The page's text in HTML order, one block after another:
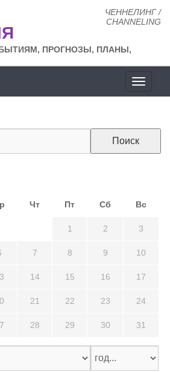
ЧЕННЕЛИНГ /
CHANNELING
ПРОГНОЗЫ, ПЛАНЫ,
сайта
Чт Пт Сб Вс
1 2 3
7 8 9 10
14 15 16 17
21 22 23 24
28 29 30 31